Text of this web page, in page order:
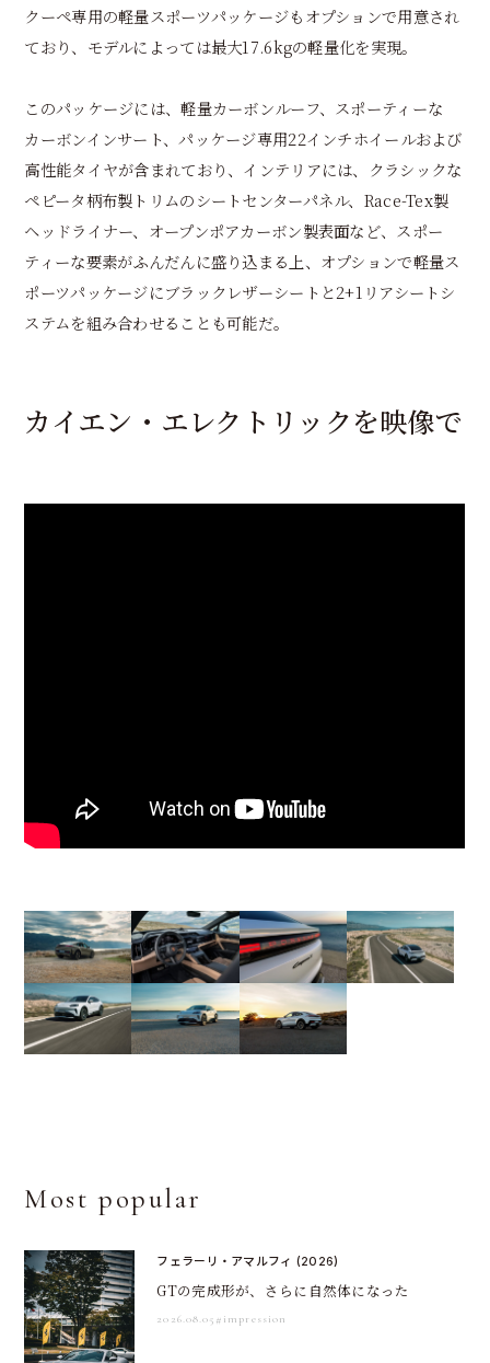
クーペ専用の軽量スポーツパッケージもオプションで用意され
ており、モデルによっては最大17.6kgの軽量化を実現。
このパッケージには、軽量カーボンルーフ、スポーティーな
カーボンインサート、パッケージ専用22インチホイールおよび
高性能タイヤが含まれており、インテリアには、クラシックな
ペピータ柄布製トリムのシートセンターパネル、Race-Tex製
ヘッドライナー、オープンポアカーボン製表面など、スポー
ティーな要素がふんだんに盛り込まる上、オプションで軽量ス
ポーツパッケージにブラックレザーシートと2+1リアシートシ
ステムを組み合わせることも可能だ。
カイエン・エレクトリックを映像で
Most popular
フェラーリ・アマルフィ (2026)
GTの完成形が、さらに自然体になった
2026.08.05 #impression